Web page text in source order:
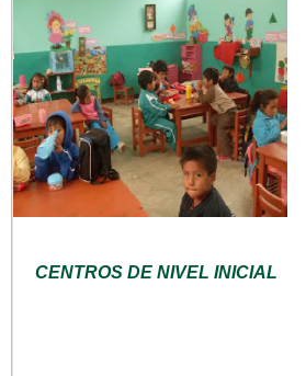
CENTROS DE NIVEL INICIAL